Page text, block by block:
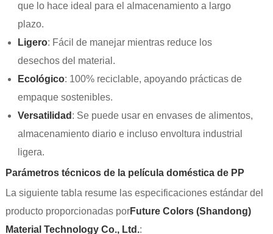
que lo hace ideal para el almacenamiento a largo
plazo.
Ligero: Fácil de manejar mientras reduce los
desechos del material.
Ecológico: 100% reciclable, apoyando prácticas de
empaque sostenibles.
Versatilidad : Se puede usar en envases de alimentos,
almacenamiento diario e incluso envoltura industrial
ligera.
Parámetros técnicos de la película doméstica de PP
La siguiente tabla resume las especificaciones estándar del
producto proporcionadas porFuture Colors (Shandong)
Material Technology Co., Ltd.: